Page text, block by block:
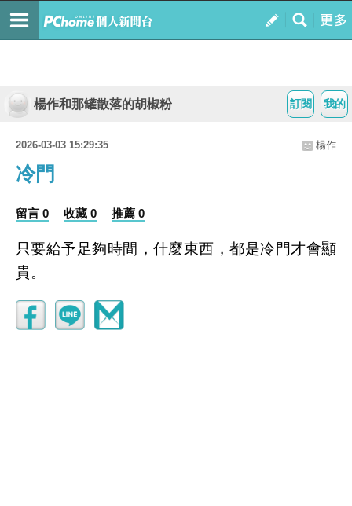
我的
訂閱
楊作和那罐散落的胡椒粉
2026-03-03 15:29:35 楊作
冷門
留言 0 收藏 0 推薦 0
只要給予足夠時間，什麼東西，都是冷門才會顯
貴。